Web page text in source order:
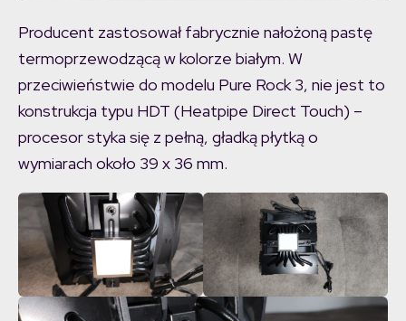
Producent zastosował fabrycznie nałożoną pastę
termoprzewodzącą w kolorze białym. W
przeciwieństwie do modelu Pure Rock 3, nie jest to
konstrukcja typu HDT (Heatpipe Direct Touch) –
procesor styka się z pełną, gładką płytką o
wymiarach około 39 x 36 mm.